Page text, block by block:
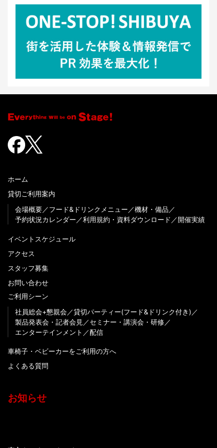
ホーム
貸切ご利用案内
会場概要
フード&ドリンクメニュー
機材・備品
予約状況カレンダー
利用規約・資料ダウンロード 開催実績
イベントスケジュール
アクセス
スタッフ募集
お問い合わせ
ご利用シーン
社員総会+懇親会
貸切パーティー(フード&ドリンク付き)
製品発表会・記者会見
セミナー・講演会・研修
エンターテインメント
配信
車椅子・ベビーカーをご利用の方へ
よくある質問
お知らせ